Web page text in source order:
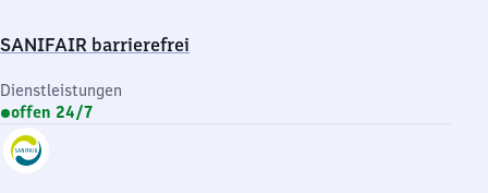
SANIFAIR barrierefrei
Dienstleistungen
offen 24/7